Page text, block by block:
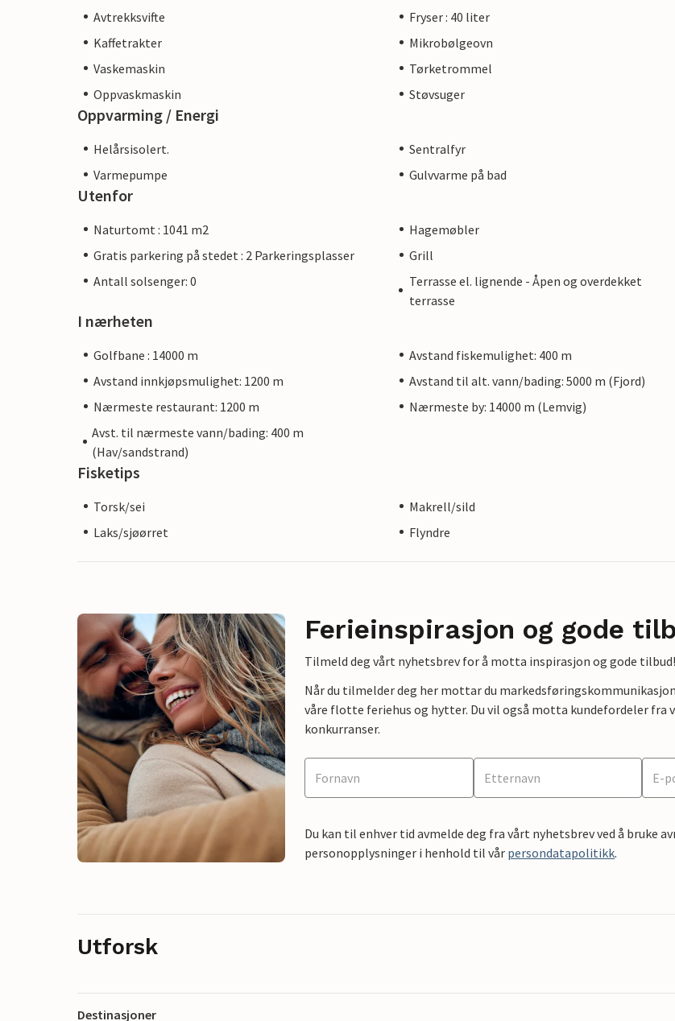
Avtrekksvifte
Fryser : 40 liter
Kaffetrakter
Mikrobølgeovn
Vaskemaskin
Tørketrommel
Oppvaskmaskin
Støvsuger
Oppvarming / Energi
Helårsisolert.
Sentralfyr
Varmepumpe
Gulvvarme på bad
Utenfor
Naturtomt : 1041 m2
Hagemøbler
Gratis parkering på stedet : 2 Parkeringsplasser
Grill
Antall solsenger: 0
Terrasse el. lignende - Åpen og overdekket
terrasse
I nærheten
Golfbane : 14000 m
Avstand fiskemulighet: 400 m
Avstand innkjøpsmulighet: 1200 m
Avstand til alt. vann/bading: 5000 m (Fjord)
Nærmeste restaurant: 1200 m
Nærmeste by: 14000 m (Lemvig)
Avst. til nærmeste vann/bading: 400 m
(Hav/sandstrand)
Fisketips
Torsk/sei
Makrell/sild
Laks/sjøørret
Flyndre
Ferieinspirasjon og gode
Tilmeld deg vårt nyhetsbrev for å motta inspirasjon og gode tilbud!
Når du tilmelder deg her mottar du
våre flotte feriehus og hytter. Du vil også motta kundefordeler fra
konkurranser.
Du kan til enhver tid avmelde deg fra vårt nyhetsbrev ved å bruke
personopplysninger i henhold til vår persondatapolitikk.
Utforsk
Destinasjoner